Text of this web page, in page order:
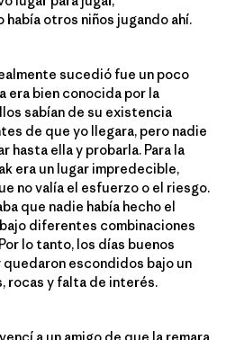
otros niños jugando ahí.
sucedió fue un poco
era bien conocida por la
sabían de su existencia
de que yo llegara, pero nadie
hasta ella y probarla. Para la
era un lugar impredecible,
no valía el esfuerzo o el riesgo.
que nadie había hecho el
diferentes combinaciones
lo tanto, los días buenos
escondidos bajo un
rocas y falta de interés.